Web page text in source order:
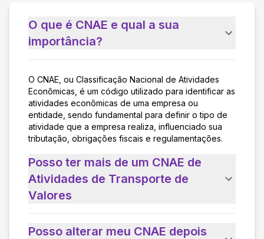
O que é CNAE e qual a sua
importância?
O CNAE, ou Classificação Nacional de Atividades
Econômicas, é um código utilizado para identificar as
atividades econômicas de uma empresa ou
entidade, sendo fundamental para definir o tipo de
atividade que a empresa realiza, influenciado sua
tributação, obrigações fiscais e regulamentações.
Posso ter mais de um CNAE de
Atividades de Transporte de
Valores
Posso alterar meu CNAE depois